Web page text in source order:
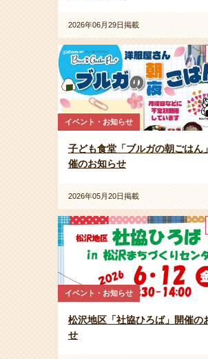
2026年06月29日掲載
イベント・お知らせ
子ども食堂「ブルガの朝ごはん
催のお知らせ
2026年05月20日掲載
イベント・お知らせ
松沢地区「社協ひろば」開催の
せ